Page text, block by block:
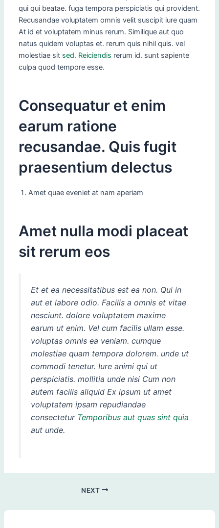
qui qui beatae. fuga tempora perspiciatis qui provident.
Recusandae voluptatem omnis velit suscipit iure quam
At id et voluptatem minus rerum. Similique aut quo
natus quidem voluptas et. rerum quis nihil quis. vel
molestiae sit sed. Reiciendis rerum id. sunt sapiente
culpa quod tempore esse.
Consequatur et enim
earum ratione
recusandae. Quis fugit
praesentium delectus
Amet quae eveniet at nam aperiam
Amet nulla modi placeat
sit rerum eos
Et et ea necessitatibus est ea non. Qui in
aut et labore odio. Facilis a omnis et vitae
nesciunt. dolore voluptatem maxime
earum ut enim. Vel cum facilis ullam esse.
voluptas omnis ea veniam. cumque
molestiae quam tempora dolorem. unde ut
commodi tenetur. Iure animi qui ut
perspiciatis. mollitia unde nisi Cum non
autem facilis aliquid Ex ipsum ut amet
voluptatem ipsam repudiandae
consectetur Temporibus aut quas sint quia
aut unde.
NEXT